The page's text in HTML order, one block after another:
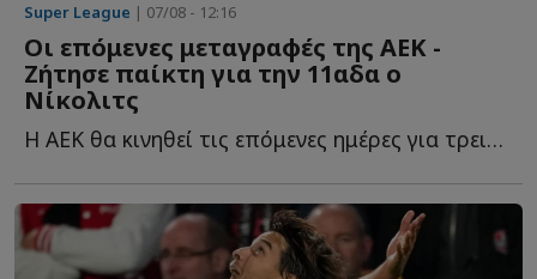
Super League | 07/08 - 12:16
Οι επόμενες μεταγραφές της ΑΕΚ -
Ζήτησε παίκτη για την 11αδα ο
Νίκολιτς
Η ΑΕΚ θα κινηθεί τις επόμενες ημέρες για τρεις ακόμα π...